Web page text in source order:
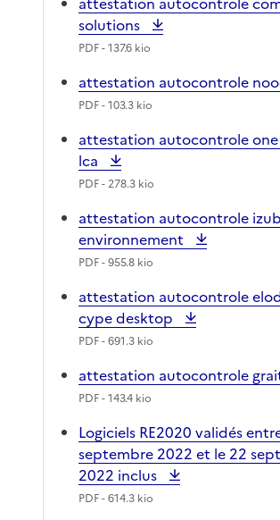
solutions
PDF- 137.6 kio
attestation autocontrole
PDF- 103.3 kio
attestation autocontrole
lca
PDF- 278.3 kio
attestation autocontrole
environnement
PDF- 955.8 kio
attestation autocontrole
cype desktop
PDF- 691.3 kio
attestation autocontrole
PDF- 143.4 kio
Logiciels RE2020 validés
septembre 2022 et le 22
2022 inclus
PDF- 614.3 kio